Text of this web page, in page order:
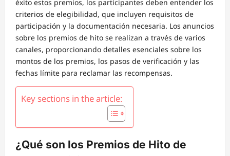
éxito estos premios, los participantes deben entender los
criterios de elegibilidad, que incluyen requisitos de
participación y la documentación necesaria. Los anuncios
sobre los premios de hito se realizan a través de varios
canales, proporcionando detalles esenciales sobre los
montos de los premios, los pasos de verificación y las
fechas límite para reclamar las recompensas.
Key sections in the article:
¿Qué son los Premios de Hito de